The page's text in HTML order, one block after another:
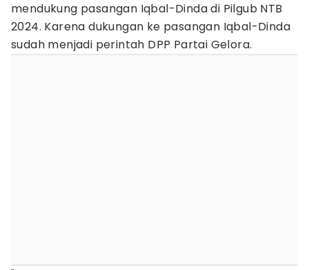
mendukung pasangan Iqbal-Dinda di Pilgub NTB
2024. Karena dukungan ke pasangan Iqbal-Dinda
sudah menjadi perintah DPP Partai Gelora.